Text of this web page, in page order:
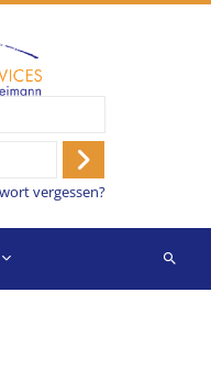
Anmelden
vergessen?
Suchen